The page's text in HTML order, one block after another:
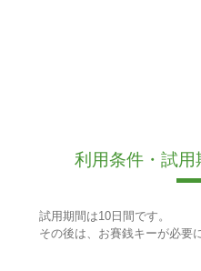
利用条件・試
試用期間は10日間です。
その後は、お賽銭キーが必要